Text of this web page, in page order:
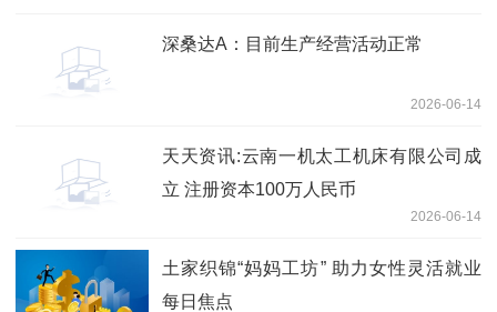
深桑达A：目前生产经营活动正常
2026-06-14
天天资讯:云南一机太工机床有限公司成
立 注册资本100万人民币
2026-06-14
土家织锦“妈妈工坊” 助力女性灵活就业
每日焦点